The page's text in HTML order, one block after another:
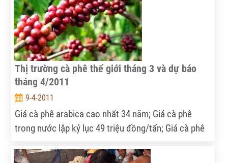
Thị trường cà phê thế giới tháng 3 và dự báo
tháng 4/2011
9-4-2011
Giá cà phê arabica cao nhất 34 năm; Giá cà phê
trong nước lập kỷ lục 49 triệu đồng/tấn; Giá cà phê
hiếm; Triển vọng lạc quan trong tháng 4.